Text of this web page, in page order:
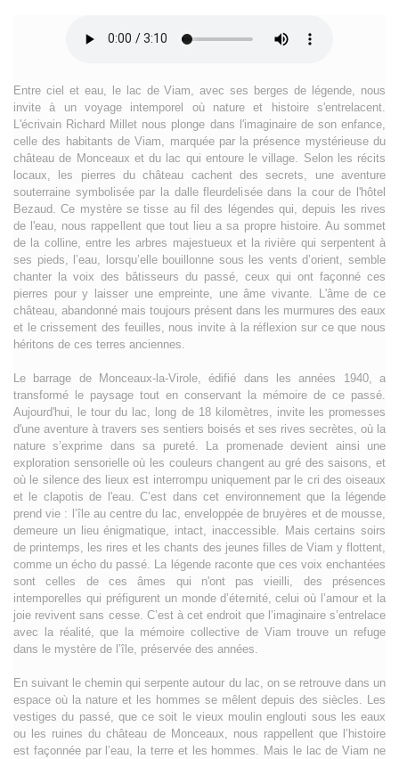
Entre ciel et eau, le lac de Viam, avec ses berges de légende, nous
invite à un voyage intemporel où nature et histoire s'entrelacent.
L'écrivain Richard Millet nous plonge dans l'imaginaire de son enfance,
celle des habitants de Viam, marquée par la présence mystérieuse du
château de Monceaux et du lac qui entoure le village. Selon les récits
locaux, les pierres du château cachent des secrets, une aventure
souterraine symbolisée par la dalle fleurdelisée dans la cour de l'hôtel
Bezaud. Ce mystère se tisse au fil des légendes qui, depuis les rives
de l'eau, nous rappellent que tout lieu a sa propre histoire. Au sommet
de la colline, entre les arbres majestueux et la rivière qui serpentent à
ses pieds, l’eau, lorsqu’elle bouillonne sous les vents d’orient, semble
chanter la voix des bâtisseurs du passé, ceux qui ont façonné ces
pierres pour y laisser une empreinte, une âme vivante. L'âme de ce
château, abandonné mais toujours présent dans les murmures des eaux
et le crissement des feuilles, nous invite à la réflexion sur ce que nous
héritons de ces terres anciennes.
Le barrage de Monceaux-la-Virole, édifié dans les années 1940, a
transformé le paysage tout en conservant la mémoire de ce passé.
Aujourd'hui, le tour du lac, long de 18 kilomètres, invite les promesses
d'une aventure à travers ses sentiers boisés et ses rives secrètes, où la
nature s’exprime dans sa pureté. La promenade devient ainsi une
exploration sensorielle où les couleurs changent au gré des saisons, et
où le silence des lieux est interrompu uniquement par le cri des oiseaux
et le clapotis de l'eau. C’est dans cet environnement que la légende
prend vie : l’île au centre du lac, enveloppée de bruyères et de mousse,
demeure un lieu énigmatique, intact, inaccessible. Mais certains soirs
de printemps, les rires et les chants des jeunes filles de Viam y flottent,
comme un écho du passé. La légende raconte que ces voix enchantées
sont celles de ces âmes qui n'ont pas vieilli, des présences
intemporelles qui préfigurent un monde d’éternité, celui où l’amour et la
joie revivent sans cesse. C’est à cet endroit que l’imaginaire s’entrelace
avec la réalité, que la mémoire collective de Viam trouve un refuge
dans le mystère de l’île, préservée des années.
En suivant le chemin qui serpente autour du lac, on se retrouve dans un
espace où la nature et les hommes se mêlent depuis des siècles. Les
vestiges du passé, que ce soit le vieux moulin englouti sous les eaux
ou les ruines du château de Monceaux, nous rappellent que l’histoire
est façonnée par l’eau, la terre et les hommes. Mais le lac de Viam ne